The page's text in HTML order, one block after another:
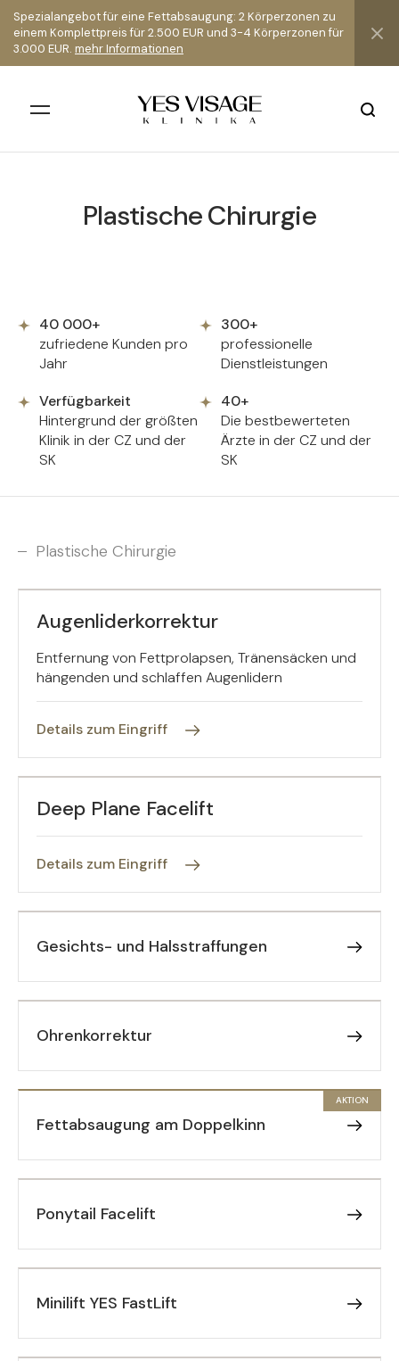
Spezialangebot für eine Fettabsaugung: 2 Körperzonen zu
einem Komplettpreis für 2.500 EUR und 3-4 Körperzonen für
3.000 EUR. mehr Informationen
Plastische Chirurgie
40 000+
zufriedene Kunden pro
Jahr
300+
professionelle
Dienstleistungen
Verfügbarkeit
Hintergrund der größten
Klinik in der CZ und der
SK
40+
Die bestbewerteten
Ärzte in der CZ und der
SK
Plastische Chirurgie
Augenliderkorrektur
Entfernung von Fettprolapsen, Tränensäcken und
hängenden und schlaffen Augenlidern
Details zum Eingriff
Deep Plane Facelift
Details zum Eingriff
Gesichts- und Halsstraffungen
Ohrenkorrektur
AKTION
Fettabsaugung am Doppelkinn
Ponytail Facelift
Minilift YES FastLift